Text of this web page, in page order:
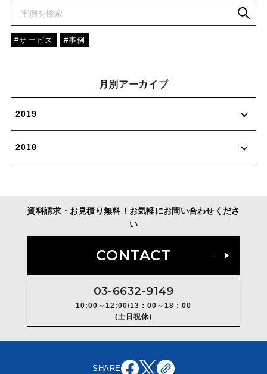
#サービス #事例
月別アーカイブ
2019
2018
資料請求・お見積り無料！お気軽にお問い合わせくださ
い
CONTACT
03-6632-9149
10:00～12:00/13：00～18：00
(土日祝休)
SHARE